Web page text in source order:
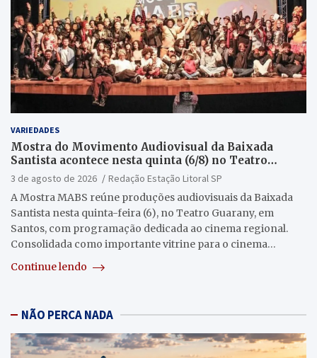
VARIEDADES
Mostra do Movimento Audiovisual da Baixada
Santista acontece nesta quinta (6/8) no Teatro
Guarany
3 de agosto de 2026
Redação Estação Litoral SP
A Mostra MABS reúne produções audiovisuais da Baixada
Santista nesta quinta-feira (6), no Teatro Guarany, em
Santos, com programação dedicada ao cinema regional.
Consolidada como importante vitrine para o cinema…
Continue lendo
NÃO PERCA NADA